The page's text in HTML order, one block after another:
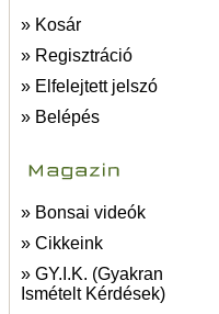
» Kosár
» Regisztráció
» Elfelejtett jelszó
» Belépés
» Bonsai videók
» Cikkeink
» GY.I.K. (Gyakran
Ismételt Kérdések)